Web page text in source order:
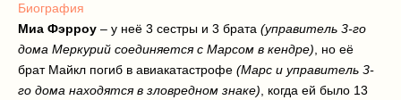
Биография
Миа Фэрроу – у неё 3 сестры и 3 брата (управитель 3-го
дома Меркурий соединяется с Марсом в кендре), но её
брат Майкл погиб в авиакатастрофе (Марс и управитель 3-
го дома находятся в зловредном знаке), когда ей было 13